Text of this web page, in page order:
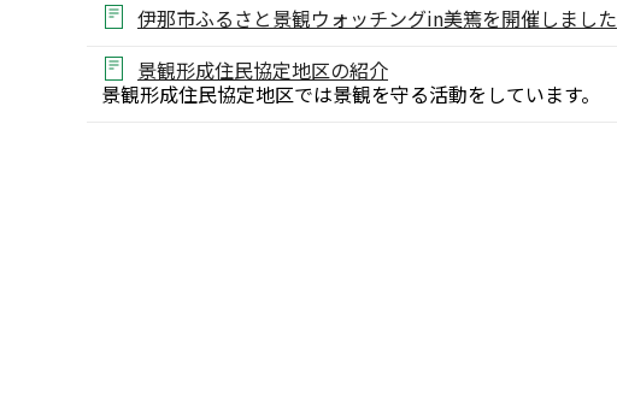
伊那市ふるさと景観ウォッチングin美篶を開催しました
景観形成住民協定地区の紹介
景観形成住民協定地区では景観を守る活動をしています。